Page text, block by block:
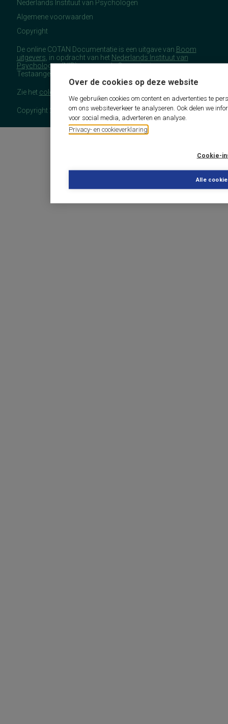
Over de cookies op deze website
We gebruiken cookies om content en advertenties te
om ons websiteverkeer te analyseren. Ook delen we
voor social media, adverteren en analyse.
Privacy- en cookieverklaring
Cookie-
Alle
Nederlands Instituut van Psychologen
Algemene voorwaarden
Copyright
De online COTAN Documentatie is een uitgave van Boom
uitgevers , in opdracht van het Nederlands Instituut van
Psychologen(NIP), namens de Commissie
Testaangelegenheden Nederland (COTAN).
Zie het colofon
Copyright 2026 - COTAN Documentatie